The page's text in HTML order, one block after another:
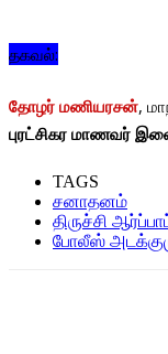
தகவல்:
தோழர் மணியரசன்,
புரட்சிகர மாணவர்
TAGS
சனாதனம்
திருச்சி
போலீஸ்